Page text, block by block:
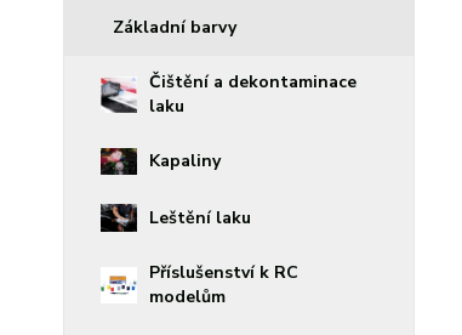
Základní barvy
Čištění a dekontaminace
laku
Kapaliny
Leštění laku
Příslušenství k RC
modelům